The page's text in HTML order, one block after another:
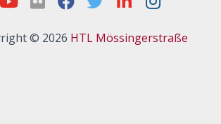
© 2026 HTL Mössingerstraße